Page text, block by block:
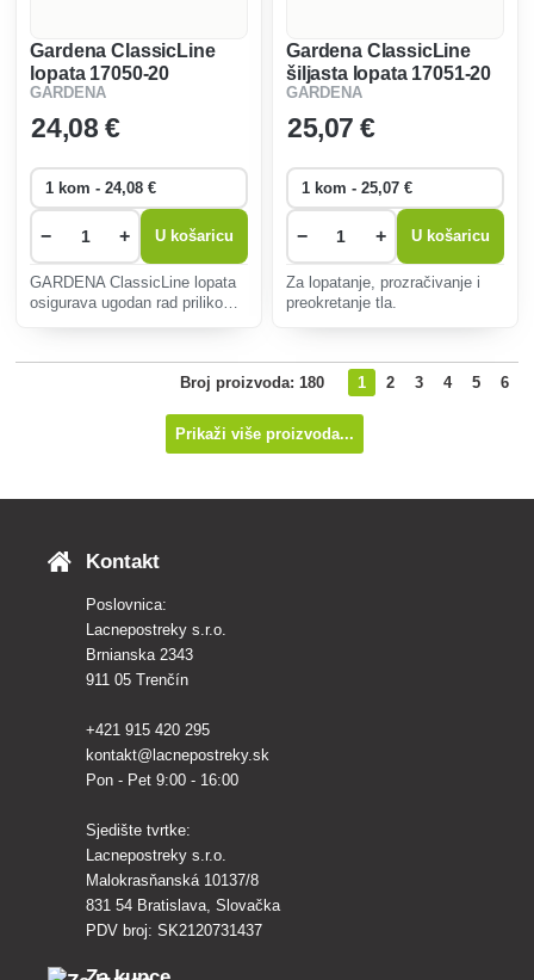
Gardena ClassicLine
lopata 17050-20
GARDENA
24,08 €
− + U košaricu
GARDENA ClassicLine lopata
osigurava ugodan rad prilikom
Gardena ClassicLine
šiljasta lopata 17051-20
GARDENA
25,07 €
− + U košaricu
Za lopatanje, prozračivanje i
preokretanje tla.
Broj proizvoda: 180 1 2 3 4 5 6
Prikaži više proizvoda...
Kontakt
Poslovnica:
Lacnepostreky s.r.o.
Brnianska 2343
911 05 Trenčín
+421 915 420 295
kontakt@lacnepostreky.sk
Pon - Pet 9:00 - 16:00
Sjedište tvrtke:
Lacnepostreky s.r.o.
Malokrasňanská 10137/8
831 54 Bratislava, Slovačka
PDV broj: SK2120731437